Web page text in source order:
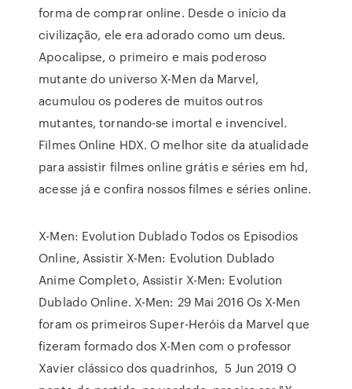
forma de comprar online. Desde o início da
civilização, ele era adorado como um deus.
Apocalipse, o primeiro e mais poderoso
mutante do universo X-Men da Marvel,
acumulou os poderes de muitos outros
mutantes, tornando-se imortal e invencível.
Filmes Online HDX. O melhor site da atualidade
para assistir filmes online grátis e séries em hd,
acesse já e confira nossos filmes e séries online.
X-Men: Evolution Dublado Todos os Episodios
Online, Assistir X-Men: Evolution Dublado
Anime Completo, Assistir X-Men: Evolution
Dublado Online. X-Men: 29 Mai 2016 Os X-Men
foram os primeiros Super-Heróis da Marvel que
fizeram formado dos X-Men com o professor
Xavier clássico dos quadrinhos, 5 Jun 2019 O